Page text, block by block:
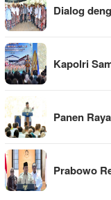
Dialog
Kapolri
Panen
Prabowo